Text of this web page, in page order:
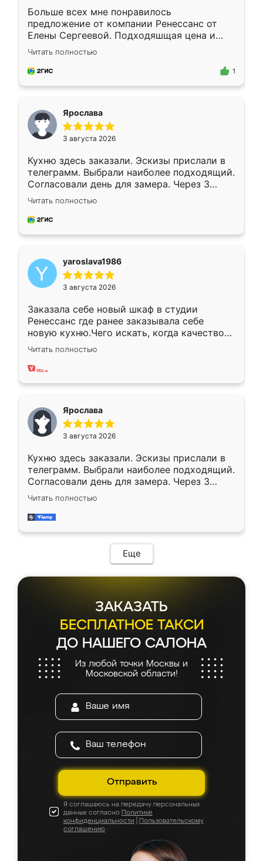
Больше всех мне понравилось
предложение от компании Ренессанс от
Елены Сергеевой. Подходяшщая цена и
короткие сроки изготовления. Приехавший
для замера сотрудник Владислав
предложил по моему эскизу самый
Читать полностью
1
Ярослава
3 августа 2026
Кухню здесь заказали. Эскизы прислали в
телеграмм. Выбрали наиболее подходящий.
Согласовали день для замера. Через 3
недели кухня была уже готова. Остались
довольны работой. Спасибо Ренессанс
мебель за качественную работу!
Читать полностью
yaroslava1986
3 августа 2026
Заказала себе новый шкаф в студии
Ренессанс где ранее заказывала себе
новую кухню.Чего искать, когда качеством
вполне довольна. Служит кухня уже почти
два года, нареканий нет.
Читать полностью
Ярослава
3 августа 2026
Кухню здесь заказали. Эскизы прислали в
телеграмм. Выбрали наиболее подходящий.
Согласовали день для замера. Через 3
недели кухня была уже готова. Остались
довольны работой. Спасибо Ренессанс
мебель за качественную работу!
Читать полностью
Еще
ЗАКАЗАТЬ
БЕСПЛАТНОЕ ТАКСИ
ДО НАШЕГО САЛОНА
Из любой точки Москвы и
Московской области!
Отправить
Я соглашаюсь на передачу персональных
данных согласно Политике
конфиденциальности
Пользовательскому
соглашению